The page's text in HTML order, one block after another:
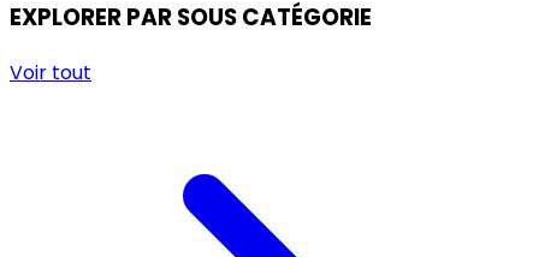
EXPLORER PAR SOUS CATÉGORIE
Voir tout